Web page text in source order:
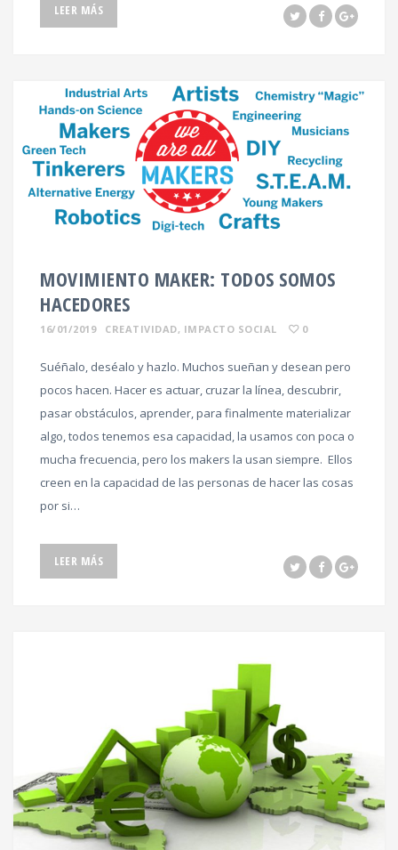
LEER MÁS
MOVIMIENTO MAKER: TODOS SOMOS
HACEDORES
16/01/2019 CREATIVIDAD, IMPACTO SOCIAL 0
Suéñalo, deséalo y hazlo. Muchos sueñan y desean pero
pocos hacen. Hacer es actuar, cruzar la línea, descubrir,
pasar obstáculos, aprender, para finalmente materializar
algo, todos tenemos esa capacidad, la usamos con poca o
mucha frecuencia, pero los makers la usan siempre. Ellos
creen en la capacidad de las personas de hacer las cosas
por si…
LEER MÁS